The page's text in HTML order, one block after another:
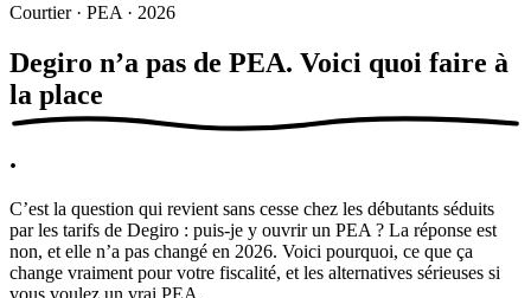
Courtier · PEA · 2026
Degiro n’a pas de PEA. Voici quoi faire à
la place
.
C’est la question qui revient sans cesse chez les débutants séduits
par les tarifs de Degiro : puis-je y ouvrir un PEA ? La réponse est
non, et elle n’a pas changé en 2026. Voici pourquoi, ce que ça
change vraiment pour votre fiscalité, et les alternatives sérieuses si
vous voulez un vrai PEA.